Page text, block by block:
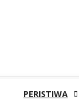
PERISTIWA